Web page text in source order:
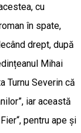
cu
în spate,
drept, după
Mihai
Turnu Severin că
iar această
pentru ape şi